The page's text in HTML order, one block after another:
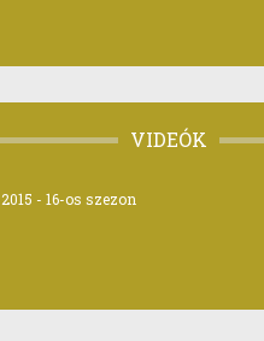
VIDEÓK
2015 - 16-os szezon